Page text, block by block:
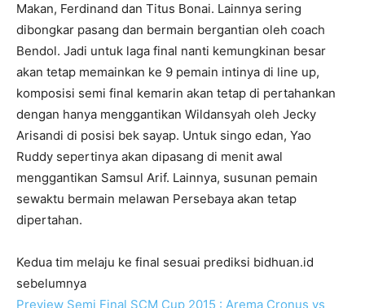
Makan, Ferdinand dan Titus Bonai. Lainnya sering
dibongkar pasang dan bermain bergantian oleh coach
Bendol. Jadi untuk laga final nanti kemungkinan besar
akan tetap memainkan ke 9 pemain intinya di line up,
komposisi semi final kemarin akan tetap di pertahankan
dengan hanya menggantikan Wildansyah oleh Jecky
Arisandi di posisi bek sayap. Untuk singo edan, Yao
Ruddy sepertinya akan dipasang di menit awal
menggantikan Samsul Arif. Lainnya, susunan pemain
sewaktu bermain melawan Persebaya akan tetap
dipertahan.
Kedua tim melaju ke final sesuai prediksi bidhuan.id
sebelumnya
Preview Semi Final SCM Cup 2015 : Arema Cronus vs